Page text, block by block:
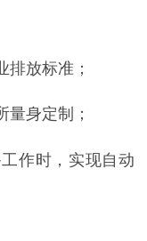
排放标准；
量身定制；
作时，实现自动